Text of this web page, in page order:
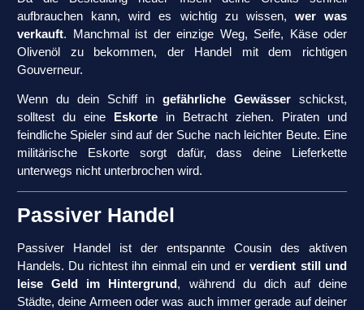
aufbrauchen kann, wird es wichtig zu wissen, wer was
verkauft. Manchmal ist der einzige Weg, Seife, Käse oder
Olivenöl zu bekommen, der Handel mit dem richtigen
Gouverneur.
Wenn du dein Schiff in gefährliche Gewässer schickst,
solltest du eine
Eskorte in Betracht ziehen. Piraten und
feindliche Spieler sind auf der Suche nach leichter Beute. Eine
militärische Eskorte sorgt dafür, dass deine Lieferkette
unterwegs nicht unterbrochen wird.
Passiver Handel
Passiver Handel ist der entspannte Cousin des aktiven
Handels. Du richtest ihn einmal ein und erverdient still und
leise Geld im Hintergrund, während du dich auf deine
Städte, deine Armeen oder was auch immer gerade auf deiner